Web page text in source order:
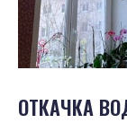
ОТКАЧКА